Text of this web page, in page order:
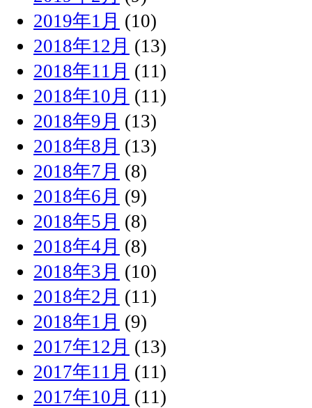
2019年1月 (10)
2018年12月 (13)
2018年11月 (11)
2018年10月 (11)
2018年9月 (13)
2018年8月 (13)
2018年7月 (8)
2018年6月 (9)
2018年5月 (8)
2018年4月 (8)
2018年3月 (10)
2018年2月 (11)
2018年1月 (9)
2017年12月 (13)
2017年11月 (11)
2017年10月 (11)